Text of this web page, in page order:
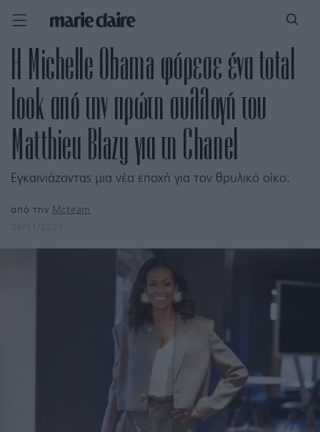
Η Michelle Obama φόρεσε ένα total
look από την πρώτη συλλογή του
Matthieu Blazy για τη Chanel
Εγκαινιάζοντας μια νέα εποχή για τον θρυλικό οίκο.
από την Mcteam